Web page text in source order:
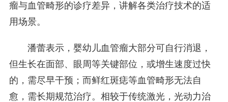
瘤与血管畸形的诊疗差异，讲解各类治疗技术的适
用场景。
潘蕾表示，婴幼儿血管瘤大部分可自行消退，
但生长在面部、眼周等关键部位，或增生速度过快
的，需尽早干预；而鲜红斑痣等血管畸形无法自
愈，需长期规范治疗。相较于传统激光，光动力治